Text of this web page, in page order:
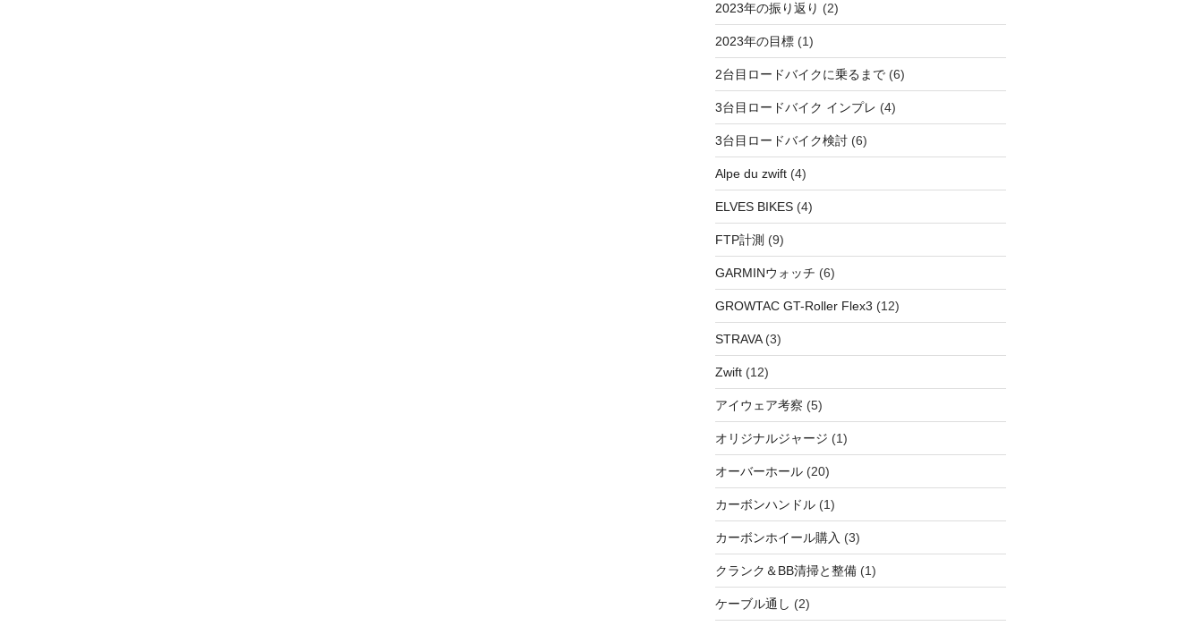
2023年の振り返り (2)
2023年の目標(1)
2台目ロードバイクに乗るまで(6)
3台目ロードバイク インプレ (4)
3台目ロードバイク検討(6)
Alpe du zwift(4)
ELVES BIKES(4)
FTP計測 (9)
GARMINウォッチ (6)
GROWTAC GT-Roller Flex3 (12)
STRAVA(3)
Zwift(12)
アイウェア考察 (5)
オリジナルジャージ (1)
オーバーホール(20)
カーボンハンドル(1)
カーボンホイール購入 (3)
クランク＆BB清掃と整備(1)
ケーブル通し (2)